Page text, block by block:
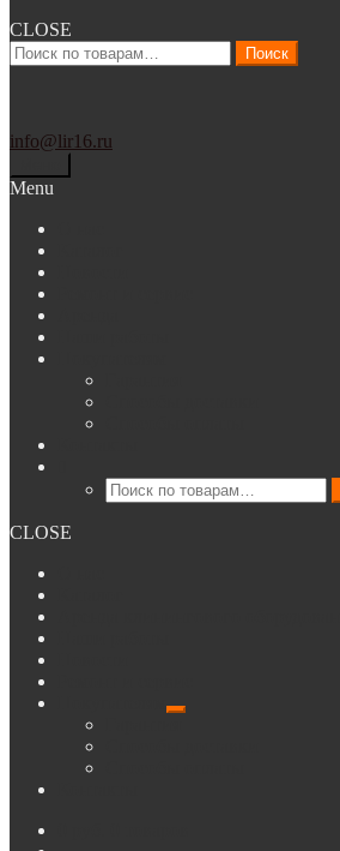
CLOSE
Искать:
Поиск
info@lir16.ru
Menu
Искать:
CLOSE
Развернутое